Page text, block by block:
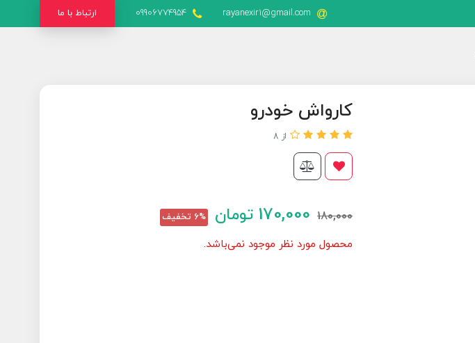
rayanexir1@gmail.com
09906774954 ارتباط با ما
کارواش خودرو
از 8
180,000
170,000 تومان 6% تخفیف
محصول مورد نظر موجود نمی‌باشد.